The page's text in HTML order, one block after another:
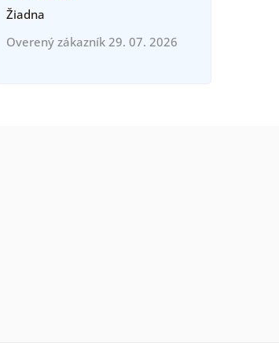
Žiadna
Overený zákazník 29. 07. 2026